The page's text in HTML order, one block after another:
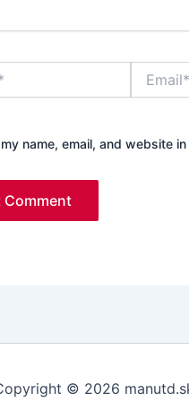
name, email, and website
© 2026